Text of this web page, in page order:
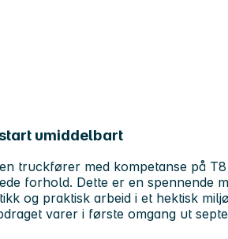
umiddelbart
truckfører med kompetanse på
forhold. Dette er en spennende
og praktisk arbeid i et hektisk
varer i første omgang ut